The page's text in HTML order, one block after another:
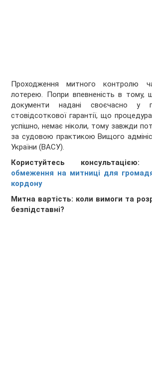
Проходження митного контролю
лотерею. Попри впевненість в тому,
документи надані своєчасно у
стовідсоткової гарантії, що
успішно, немає ніколи, тому завжди
за судовою практикою Вищого
України (ВАСУ).
Користуйтесь консультацією:
обмеження на митниці для
кордону
Митна вартість: коли вимоги та
безпідставні?